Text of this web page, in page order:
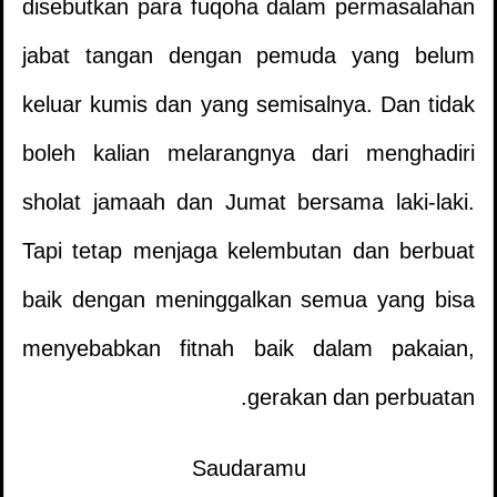
disebutkan para fuqoha dalam permasalahan
jabat tangan dengan pemuda yang belum
keluar kumis dan yang semisalnya. Dan tidak
boleh kalian melarangnya dari menghadiri
sholat jamaah dan Jumat bersama laki-laki.
Tapi tetap menjaga kelembutan dan berbuat
baik dengan meninggalkan semua yang bisa
menyebabkan fitnah baik dalam pakaian,
gerakan dan perbuatan.
Saudaramu
1.
Meletakkan Kaki di Atas Kaset Agama
2.
Salam sebelum masuk rumah yang tidak
berpenghuni
3.
Apakah Boleh Memotong Pohon Ini?
4.
Apakah Wajib Melaksanakan Apa Yang
Dilihat Dalam Mimpi? 1.
TIDAK URUT KETIKA MEMBACA AL
(